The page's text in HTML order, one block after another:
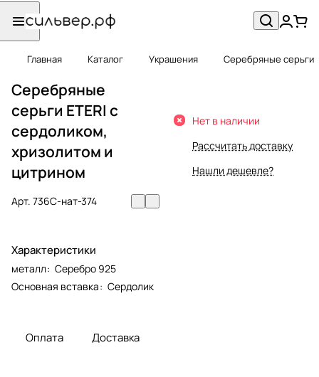
Главная Каталог Украшения Серебряные серьги
Серебряные
серьги ETERI с
сердоликом,
хризолитом и
цитрином
Арт. 736С-нат-374
Характеристики
металл: Серебро 925
Основная вставка: Сердолик
Нет в наличии
Рассчитать доставку
Нашли дешевле?
Оплата Доставка